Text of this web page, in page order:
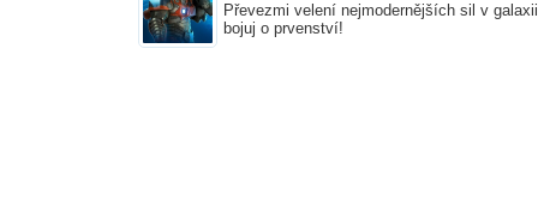
Převezmi velení nejmodernějších sil v
bojuj o prvenství!